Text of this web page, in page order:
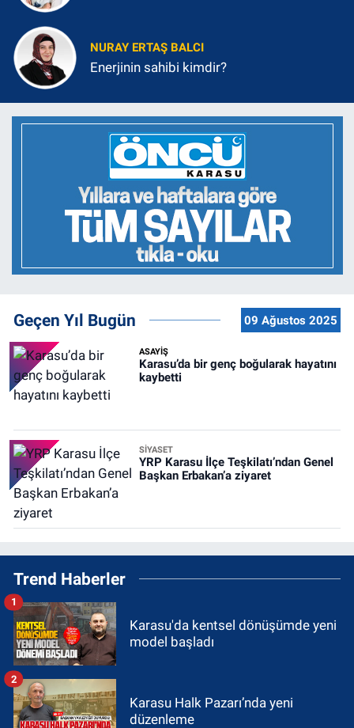
NURAY ERTAŞ BALCI
Enerjinin sahibi kimdir?
Geçen Yıl Bugün 09 Ağustos 2025
ASAYİŞ
Karasu’da bir genç boğularak hayatını
kaybetti
SİYASET
YRP Karasu İlçe Teşkilatı’ndan Genel
Başkan Erbakan’a ziyaret
Trend Haberler
Karasu'da kentsel dönüşümde yeni
model başladı
1
Karasu Halk Pazarı’nda yeni
düzenleme
2